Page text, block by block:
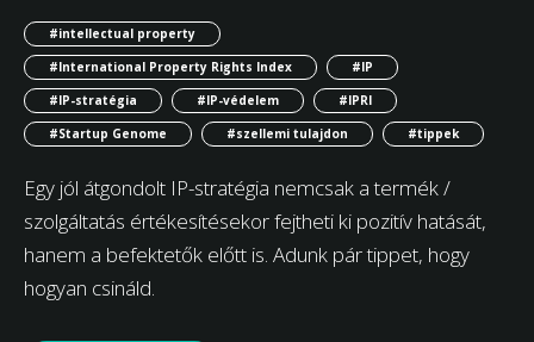
#intellectual property
#International Property Rights Index
#IP
#IP-stratégia
#IP-védelem
#IPRI
#Startup Genome
#szellemi tulajdon #tippek
Egy jól átgondolt IP-stratégia nemcsak a termék /
szolgáltatás értékesítésekor fejtheti ki pozitív hatását,
hanem a befektetők előtt is. Adunk pár tippet, hogy
hogyan csináld.